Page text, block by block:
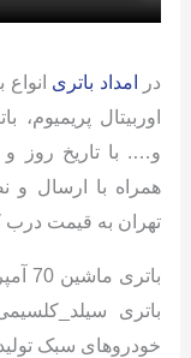
در امداد باتری
اوربیتال پریمیوم،
و…. با تاریخ روز
تهران به قیمت درب
خودروهای سبک